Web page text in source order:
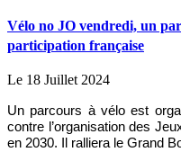
Vélo no JO vendredi, un
participation française
Le 18 Juillet 2024
Un parcours à vélo est
contre l’organisation des
en 2030. Il ralliera le Grand